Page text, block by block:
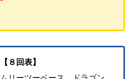
【８回表】